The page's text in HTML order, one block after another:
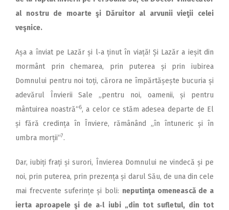
al nostru de moarte şi Dăruitor al arvunii vieţii celei
veşnice.
Așa a înviat pe Lazăr și l‑a ținut în viață! Și Lazăr a ieșit din
mormânt prin chemarea, prin puterea și prin iubirea
Domnului pentru noi toți, cărora ne împărtășește bucuria și
adevărul Învierii Sale „pentru noi, oamenii, și pentru
mântuirea noastră“6, a celor ce stăm adesea departe de El
și fără credința în Înviere, rămânând „în întuneric și în
umbra morții“7.
Dar, iubiți frați și surori, Învierea Domnului ne vindecă și pe
noi, prin puterea, prin prezența și darul Său, de una din cele
mai frecvente suferințe și boli: neputinţa omenească de a
ierta aproapele şi de a‑l iubi „din tot sufletul, din tot